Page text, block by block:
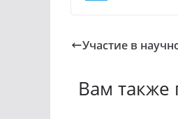
le
Участие в
Вам также